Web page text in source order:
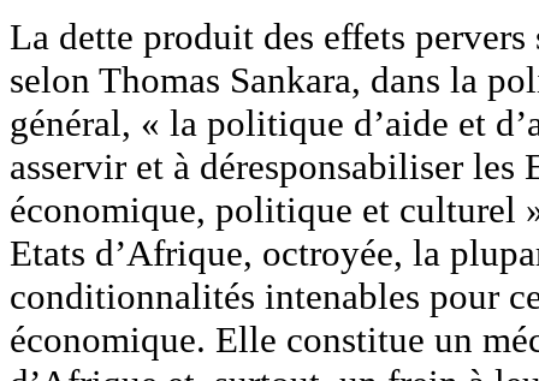
La dette produit des effets
selon Thomas Sankara, dans la
général, « la politique d’aide et
asservir et à déresponsabiliser les
économique, politique et culturel
Etats d’Afrique, octroyée, la
conditionnalités intenables pour
économique. Elle constitue un